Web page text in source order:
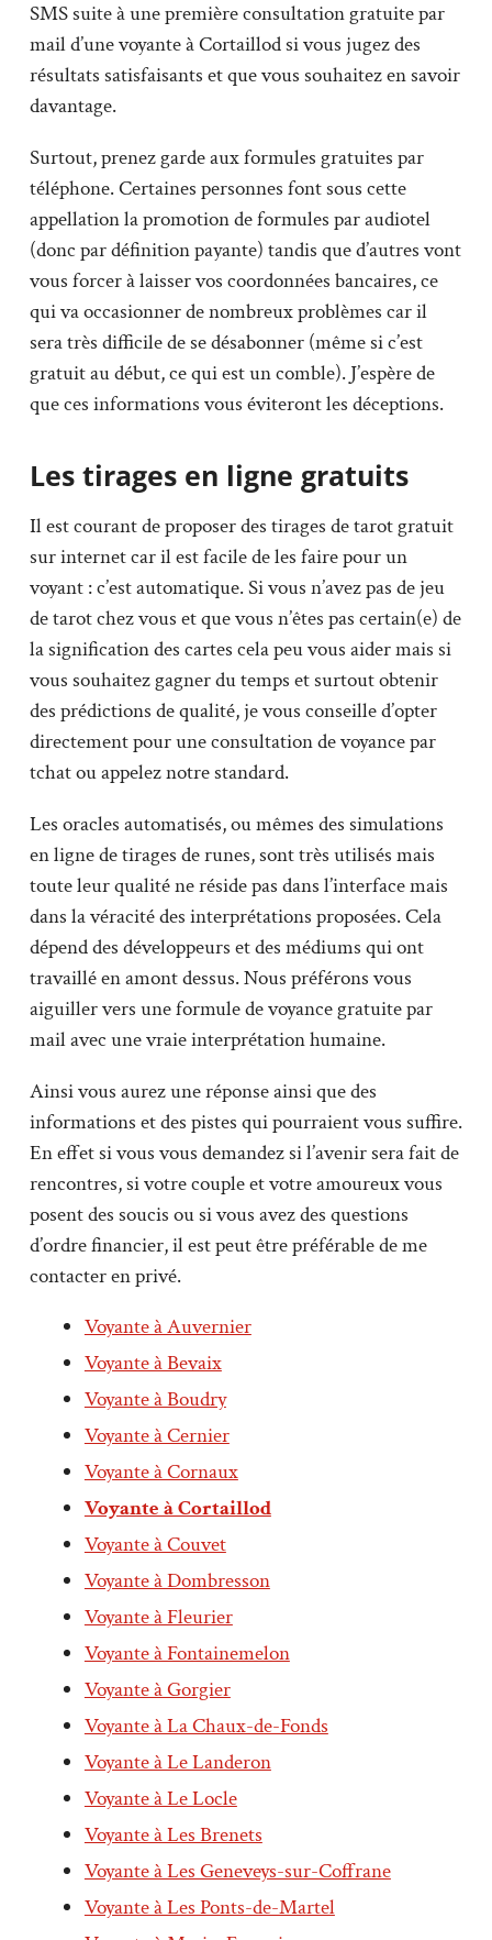
SMS suite à une première consultation gratuite par
mail d’une voyante à Cortaillod si vous jugez des
résultats satisfaisants et que vous souhaitez en savoir
davantage.
Surtout, prenez garde aux formules gratuites par
téléphone. Certaines personnes font sous cette
appellation la promotion de formules par audiotel
(donc par définition payante) tandis que d’autres vont
vous forcer à laisser vos coordonnées bancaires, ce
qui va occasionner de nombreux problèmes car il
sera très difficile de se désabonner (même si c’est
gratuit au début, ce qui est un comble). J’espère de
que ces informations vous éviteront les déceptions.
Les tirages en ligne gratuits
Il est courant de proposer des tirages de tarot gratuit
sur internet car il est facile de les faire pour un
voyant : c’est automatique. Si vous n’avez pas de jeu
de tarot chez vous et que vous n’êtes pas certain(e) de
la signification des cartes cela peu vous aider mais si
vous souhaitez gagner du temps et surtout obtenir
des prédictions de qualité, je vous conseille d’opter
directement pour une consultation de voyance par
tchat ou appelez notre standard.
Les oracles automatisés, ou mêmes des simulations
en ligne de tirages de runes, sont très utilisés mais
toute leur qualité ne réside pas dans l’interface mais
dans la véracité des interprétations proposées. Cela
dépend des développeurs et des médiums qui ont
travaillé en amont dessus. Nous préférons vous
aiguiller vers une formule de voyance gratuite par
mail avec une vraie interprétation humaine.
Ainsi vous aurez une réponse ainsi que des
informations et des pistes qui pourraient vous suffire.
En effet si vous vous demandez si l’avenir sera fait de
rencontres, si votre couple et votre amoureux vous
posent des soucis ou si vous avez des questions
d’ordre financier, il est peut être préférable de me
contacter en privé.
Voyante à Auvernier
Voyante à Bevaix
Voyante à Boudry
Voyante à Cernier
Voyante à Cornaux
Voyante à Cortaillod
Voyante à Couvet
Voyante à Dombresson
Voyante à Fleurier
Voyante à Fontainemelon
Voyante à Gorgier
Voyante à La Chaux-de-Fonds
Voyante à Le Landeron
Voyante à Le Locle
Voyante à Les Brenets
Voyante à Les Geneveys-sur-Coffrane
Voyante à Les Ponts-de-Martel